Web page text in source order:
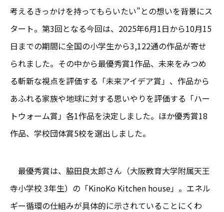
考えるきっかけを持ってもらいたい”との想いを背景にス
タート。第3回となる今回は、2025年6月1日から10月15
日までの期間に全国の小学生から3,122通の作品が寄せ
られました。その中から最優秀賞1作品、未来をみつめ
る斬新な視点を評価する「未来アイデア賞」、作品から
あふれる家族や地球に対する思いやりを評価する「ハー
トウォーム賞」各1作品を決定しました。ほか優秀賞18
作品、学校団体賞5校を選出しました。
最優秀賞は、脇田良太郎さん（大阪教育大学附属天王
寺小学校 3年生）の「KinoKo Kitchen house」。エネル
ギー循環の仕組みが具体的に示されていることにくわ